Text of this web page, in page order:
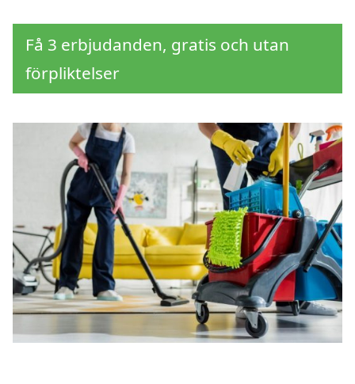
Få 3 erbjudanden, gratis och utan
förpliktelser